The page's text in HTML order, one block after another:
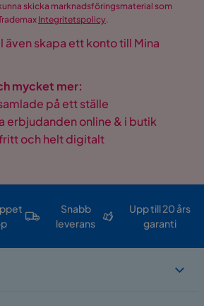
skicka marknadsföringsmaterial som
Integritetspolicy.
även skapa ett konto till Mina
mycket mer:
på ett ställe
erbjudanden online & i butik
och helt digitalt
Snabb
leverans
Upp till 20 års
garanti